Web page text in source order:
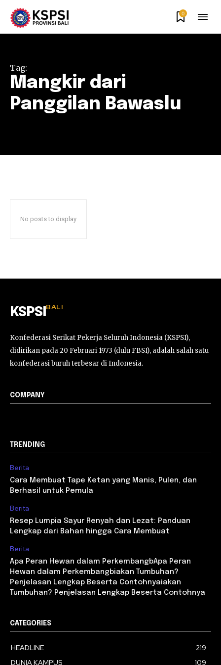
0
Tag:
Mangkir dari
Panggilan Bawaslu
No posts to display
KSPSI BALI
Konfederasi Serikat Pekerja Seluruh Indonesia (KSPSI),
didirikan pada 20 Februari 1973 (dulu FBSI), adalah salah satu
konfederasi buruh terbesar di Indonesia.
COMPANY
TRENDING
Berita
Cara Membuat Tape Ketan yang Manis, Pulen, dan
Berhasil untuk Pemula
Berita
Resep Lumpia Sayur Renyah dan Lezat: Panduan
Lengkap dari Bahan hingga Cara Membuat
Berita
Apa Peran Hewan dalam PerkembangbApa Peran
Hewan dalam Perkembangbiakan Tumbuhan?
Penjelasan Lengkap Beserta Contohnyaiakan
Tumbuhan? Penjelasan Lengkap Beserta Contohnya
CATEGORIES
HEADLINE
219
DUNIA KAMPUS
109